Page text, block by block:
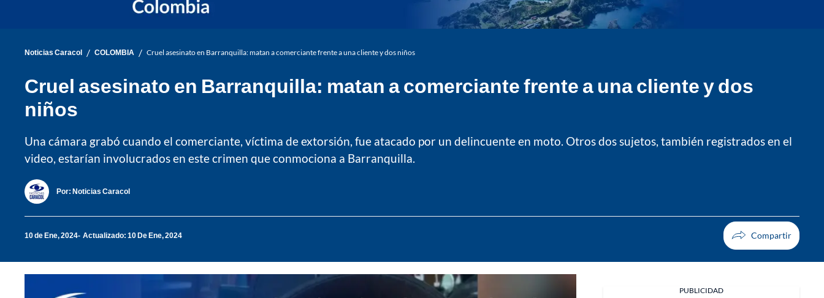
Noticias Caracol / COLOMBIA / Cruel asesinato en Barranquilla: matan a comerciante frente a una cliente y dos niños
Cruel asesinato en Barranquilla: matan a comerciante frente a una cliente y dos
niños
Una cámara grabó cuando el comerciante, víctima de extorsión, fue atacado por un delincuente en moto. Otros dos sujetos, también registrados en el
video, estarían involucrados en este crimen que conmociona a Barranquilla.
Por: Noticias Caracol
10 de Ene, 2024 Actualizado: 10 De Ene, 2024
PUBLICIDAD